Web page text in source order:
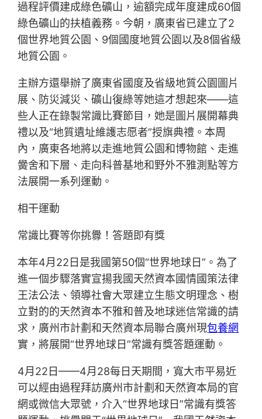
過程評價建成綠色礦山，逾額完成年度建成60個
綠色礦山的扶植義務。今朝，廣東省已建立了2
個世界地質公園、9個國度地質公園以及8個省級
地質公園。
主辦方還舉辦了廣東省國度及省級地質公園圖片
展、防災減災、礦山復綠等她這才想起來——這
些人正在錄製常識比賽節目，她是圖片展開幕典
禮以及“地質遺址維護志愿者”授旗典禮。本周
內，廣東各地將以走進地質公園和博物館、走進
黌舍和下層、走向科普基地和野外不雅測點等方
法展開一系列運動。
相干運動
常識比賽等你挑釁！答題即有獎
本年4月22日是我國第50個“世界地球日”。為了
進一個步驟落實宣揚我國天然資本國情國策法律
王法公法、領導社會大眾建立生態文明理念、樹
立對的的天然資本不雅和普及地球迷信常識的請
求，廣州市計劃和天然資本局聯合廣州現包養網
實，將展開“世界地球日”常識有獎答題運動。
4月22日——4月28每日天期間，寬大市平易近
可以經由過程拜訪廣州市計劃和天然資本局的官
網或微信大眾號，介入“世界地球日”常識有獎答